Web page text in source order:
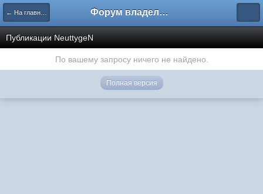
← На главную Форум владельцев интернет-магазинов
Публикации NeuttygeN
По вашему запросу ничего не найдено.
Полная версия